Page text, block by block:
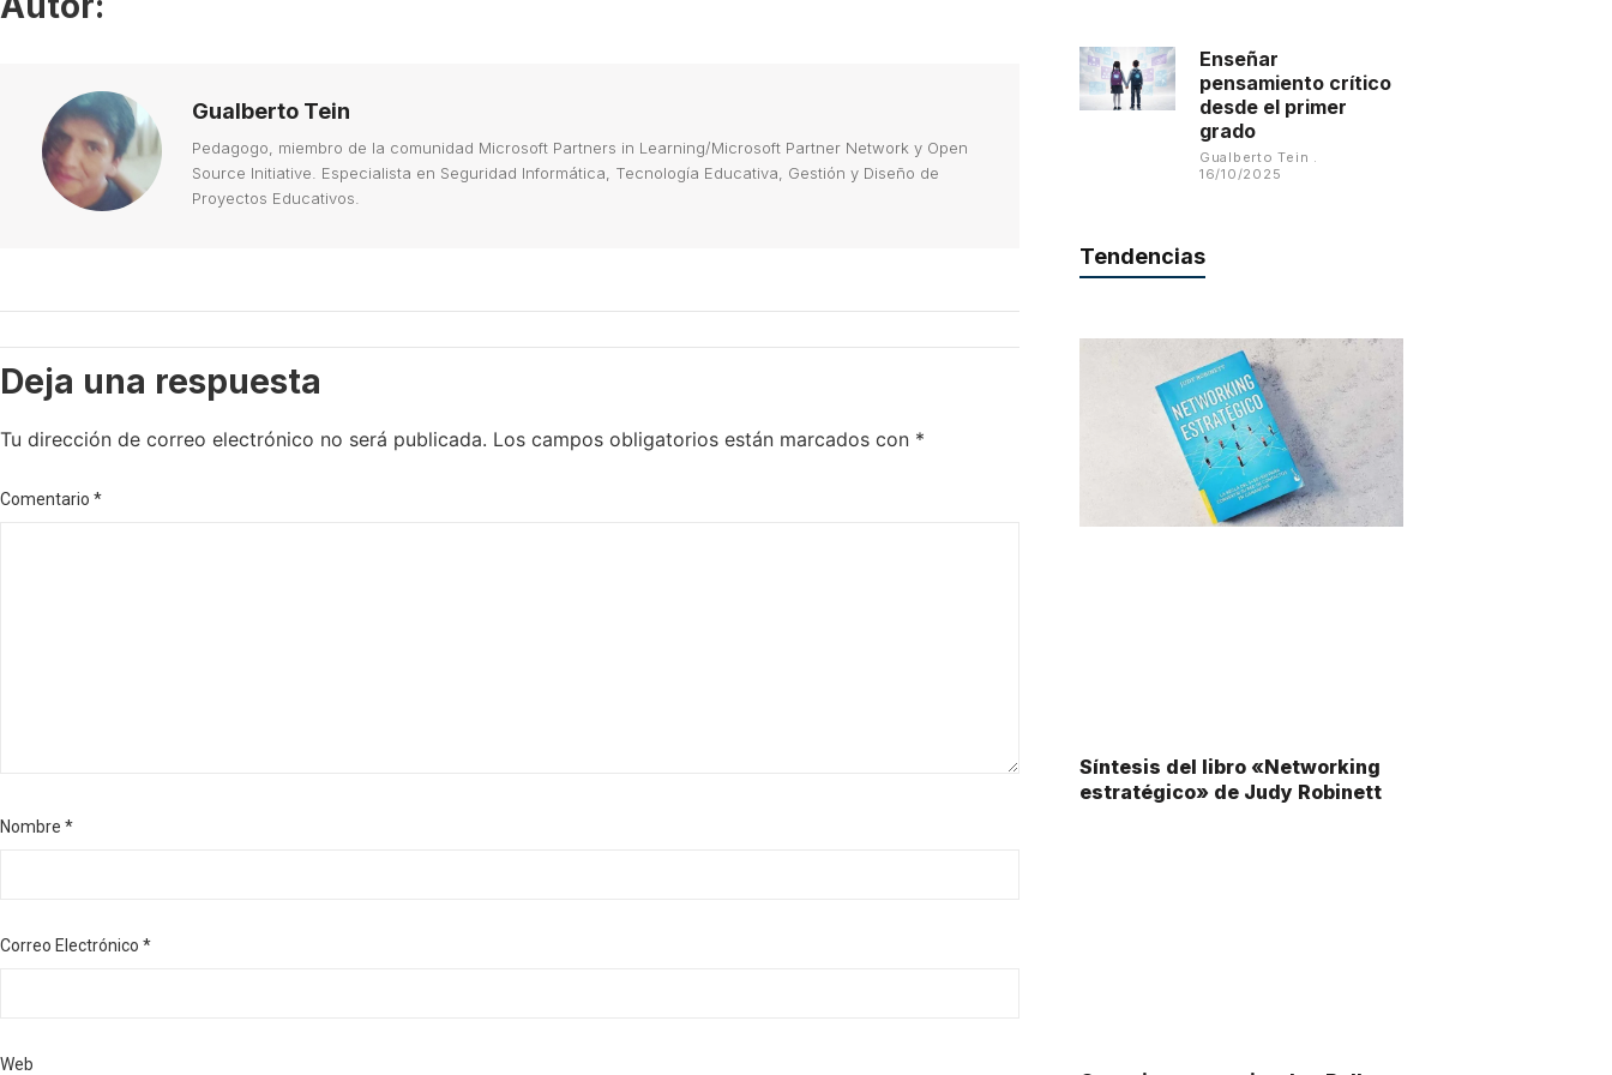
Gualberto Tein
Pedagogo, miembro de la comunidad Microsoft Partners in Learning/Microsoft Partner Network y Open
Source Initiative. Especialista en Seguridad Informática, Tecnología Educativa, Gestión y Diseño de
Proyectos Educativos.
Deja una respuesta
Tu dirección de correo electrónico no será publicada. Los campos obligatorios están marcados con *
Comentario *
Nombre *
Correo Electrónico *
Web
Enseñar
pensamiento crítico
desde el primer
grado
Gualberto Tein
16/10/2025
Tendencias
Síntesis del libro «Networking
estratégico» de Judy Robinett